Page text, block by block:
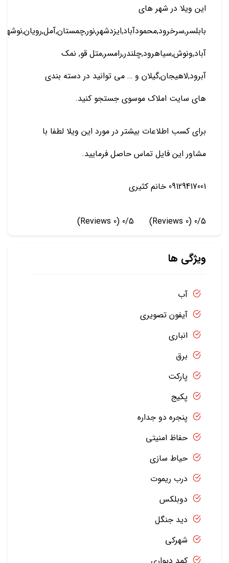
این ویلا در شهر های
آباد,ونوش,سیاهرود,چلندر,رامسر,متل قو, نمک
آبرود,لاهیجان,گیلان و … می توانید در دسته بندی
های سایت املاک موسوی جستجو کنید.
برای کسب اطلاعات بیشتر در مورد این ویلا لطفا با
مشاور این فایل تماس حاصل فرمایید.
09129417001 خانم کثیری
0/5
(0 Reviews)
0/5
(0 Reviews)
ویژگی ها
آب
آیفون تصویری
انباری
برق
پارکت
پکیج
پنجره دو جداره
حفاظ امنیتی
حیاط سازی
درب ریموت
دوبلکس
دید جنگل
شهرکی